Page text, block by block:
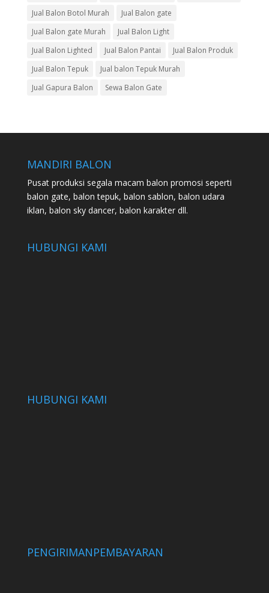
Jual Balon Botol Murah
Jual Balon gate
Jual Balon gate Murah
Jual Balon Light
Jual Balon Lighted
Jual Balon Pantai
Jual Balon Produk
Jual Balon Tepuk
Jual balon Tepuk Murah
Jual Gapura Balon
Sewa Balon Gate
MANDIRI BALON
Pusat produksi segala macam balon promosi seperti
balon gate, balon tepuk, balon sablon, balon udara
iklan, balon sky dancer, balon karakter dll.
HUBUNGI KAMI
HUBUNGI KAMI
PENGIRIMANPEMBAYARAN